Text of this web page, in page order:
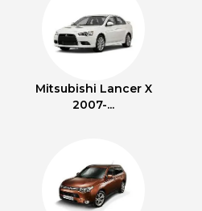
Mitsubishi Lancer X
2007-...